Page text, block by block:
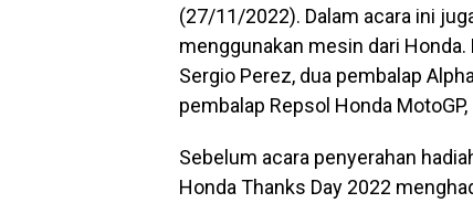
(27/11/2022). Dalam acara ini
menggunakan mesin dari
Sergio Perez, dua pembalap
pembalap Repsol Honda
Sebelum acara penyerahan
Honda Thanks Day 2022